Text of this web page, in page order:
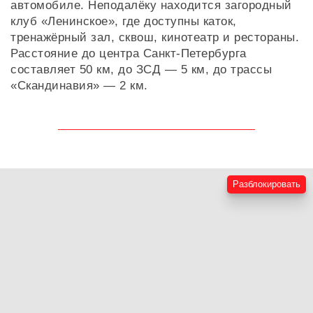
автомобиле. Неподалёку находится загородный
клуб «Ленинское», где доступны каток,
тренажёрный зал, сквош, кинотеатр и рестораны.
Расстояние до центра Санкт-Петербурга
составляет 50 км, до ЗСД — 5 км, до трассы
«Скандинавия» — 2 км.
Разблокировать